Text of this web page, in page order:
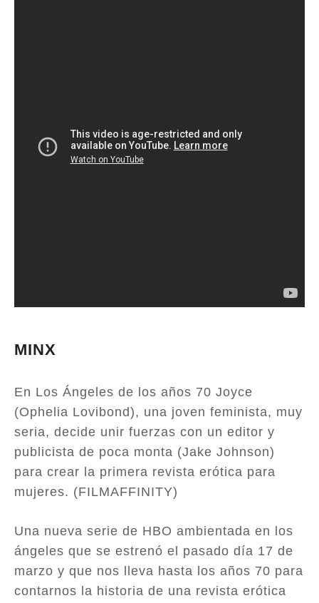
MINX
En Los Ángeles de los años 70 Joyce
(Ophelia Lovibond), una joven feminista, muy
seria, decide unir fuerzas con un editor y
publicista de poca monta (Jake Johnson)
para crear la primera revista erótica para
mujeres. (FILMAFFINITY)
Una nueva serie de HBO ambientada en los
ángeles que se estrenó el pasado día 17 de
marzo y que nos lleva hasta los años 70 para
contarnos la historia de una revista erótica